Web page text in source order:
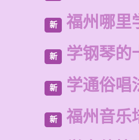
新 福州哪里
新 学钢琴的
新 学通俗唱
新 福州音乐